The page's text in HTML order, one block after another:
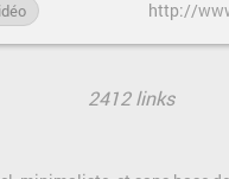
2412 links